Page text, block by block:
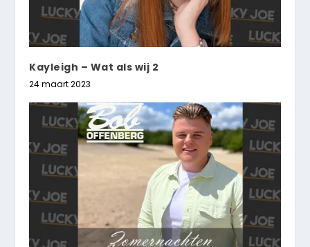
Kayleigh – Wat als wij 2
24 maart 2023